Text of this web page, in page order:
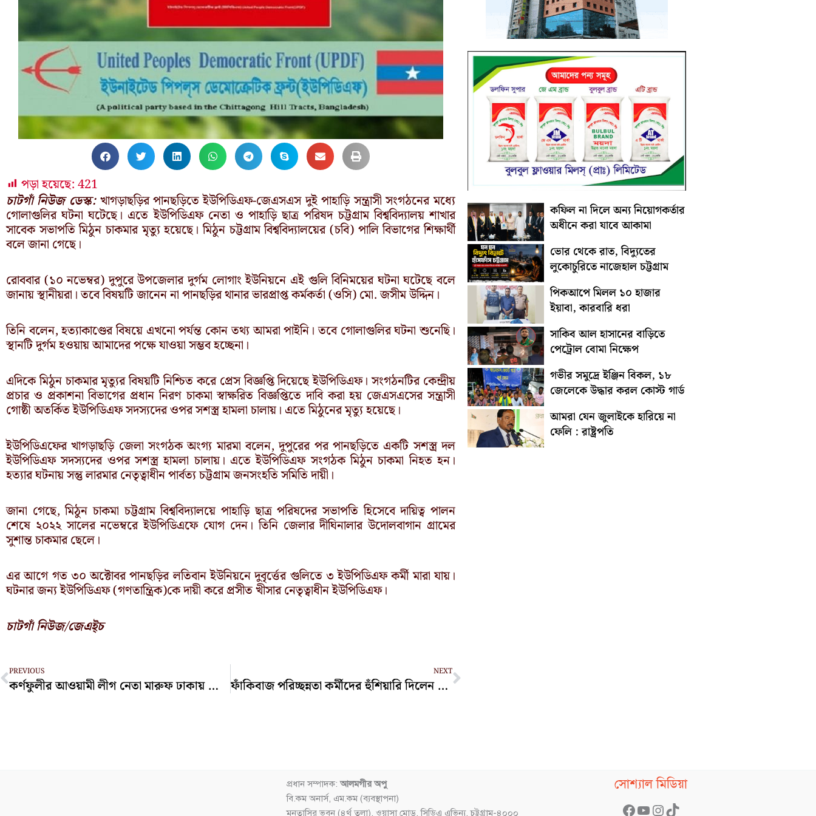
পড়া হয়েছে:421
চাটগাঁ নিউজ ডেস্ক:খাগড়াছড়ির পানছড়িতে ইউপিডিএফ-জেএসএস দুই পাহাড়ি সন্ত্রাসী সংগঠনের মধ্যে
গোলাগুলির ঘটনা ঘটেছে। এতে ইউপিডিএফ নেতা ও পাহাড়ি ছাত্র পরিষদ চট্টগ্রাম বিশ্ববিদ্যালয় শাখার
সাবেক সভাপতি মিঠুন চাকমার মৃত্যু হয়েছে। মিঠুন চট্টগ্রাম বিশ্ববিদ্যালয়ের (চবি) পালি বিভাগের শিক্ষার্থী
বলে জানা গেছে।
রোববার (১০ নভেম্বর) দুপুরে উপজেলার দুর্গম লোগাং ইউনিয়নে এই গুলি বিনিময়ের ঘটনা ঘটেছে বলে
জানায় স্থানীয়রা। তবে বিষয়টি জানেন না পানছড়ির থানার ভারপ্রাপ্ত কর্মকর্তা (ওসি) মো. জসীম উদ্দিন।
তিনি বলেন, হত্যাকাণ্ডের বিষয়ে এখনো পর্যন্ত কোন তথ্য আমরা পাইনি। তবে গোলাগুলির ঘটনা শুনেছি।
স্থানটি দুর্গম হওয়ায় আমাদের পক্ষে যাওয়া সম্ভব হচ্ছেনা।
এদিকে মিঠুন চাকমার মৃত্যুর বিষয়টি নিশ্চিত করে প্রেস বিজ্ঞপ্তি দিয়েছে ইউপিডিএফ। সংগঠনটির কেন্দ্রীয়
প্রচার ও প্রকাশনা বিভাগের প্রধান নিরণ চাকমা স্বাক্ষরিত বিজ্ঞপ্তিতে দাবি করা হয় জেএসএসের সন্ত্রাসী
গোষ্ঠী অতর্কিত ইউপিডিএফ সদস্যদের ওপর সশস্ত্র হামলা চালায়। এতে মিঠুনের মৃত্যু হয়েছে।
ইউপিডিএফের খাগড়াছড়ি জেলা সংগঠক অংগ্য মারমা বলেন, দুপুরের পর পানছড়িতে একটি সশস্ত্র দল
ইউপিডিএফ সদস্যদের ওপর সশস্ত্র হামলা চালায়। এতে ইউপিডিএফ সংগঠক মিঠুন চাকমা নিহত হন।
হত্যার ঘটনায় সন্তু লারমার নেতৃত্বাধীন পার্বত্য চট্টগ্রাম জনসংহতি সমিতি দায়ী।
জানা গেছে, মিঠুন চাকমা চট্টগ্রাম বিশ্ববিদ্যালয়ে পাহাড়ি ছাত্র পরিষদের সভাপতি হিসেবে দায়িত্ব পালন
শেষে ২০২২ সালের নভেম্বরে ইউপিডিএফে যোগ দেন। তিনি জেলার দীঘিনালার উদোলবাগান গ্রামের
সুশান্ত চাকমার ছেলে।
এর আগে গত ৩০ অক্টোবর পানছড়ির লতিবান ইউনিয়নে দুবৃর্ত্তের গুলিতে ৩ ইউপিডিএফ কর্মী মারা যায়।
ঘটনার জন্য ইউপিডিএফ (গণতান্ত্রিক)কে দায়ী করে প্রসীত খীসার নেতৃত্বাধীন ইউপিডিএফ।
চাটগাঁ নিউজ/জেএই্চ
Prev
PREVIOUS
কর্ণফুলীর আওয়ামী লীগ নেতা মারুফ ঢাকায় আটক
NEXT
ফাঁকিবাজ পরিচ্ছন্নতা কর্মীদের হুঁশিয়ারি দিলেন চসিক মেয়র
Next
কফিল না দিলে অন্য নিয়োগকর্তার
অধীনে করা যাবে আকামা
ভোর থেকে রাত, বিদ্যুতের
লুকোচুরিতে নাজেহাল চট্টগ্রাম
পিকআপে মিলল ১০ হাজার
ইয়াবা, কারবারি ধরা
সাকিব আল হাসানের বাড়িতে
পেট্রোল বোমা নিক্ষেপ
গভীর সমুদ্রে ইঞ্জিন বিকল, ১৮
জেলেকে উদ্ধার করল কোস্ট গার্ড
আমরা যেন জুলাইকে হারিয়ে না
ফেলি : রাষ্ট্রপতি
প্রধান সম্পাদক:আলমগীর অপু
বি.কম অনার্স, এম.কম (ব্যবস্থাপনা)
মুনতাসির ভবন (৪র্থ তলা), ওয়াসা মোড়, সিডিএ এভিন্যু, চট্টগ্রাম-৪০০০
সোশ্যাল মিডিয়া
Facebook
YouTube
Instagram
TikTok